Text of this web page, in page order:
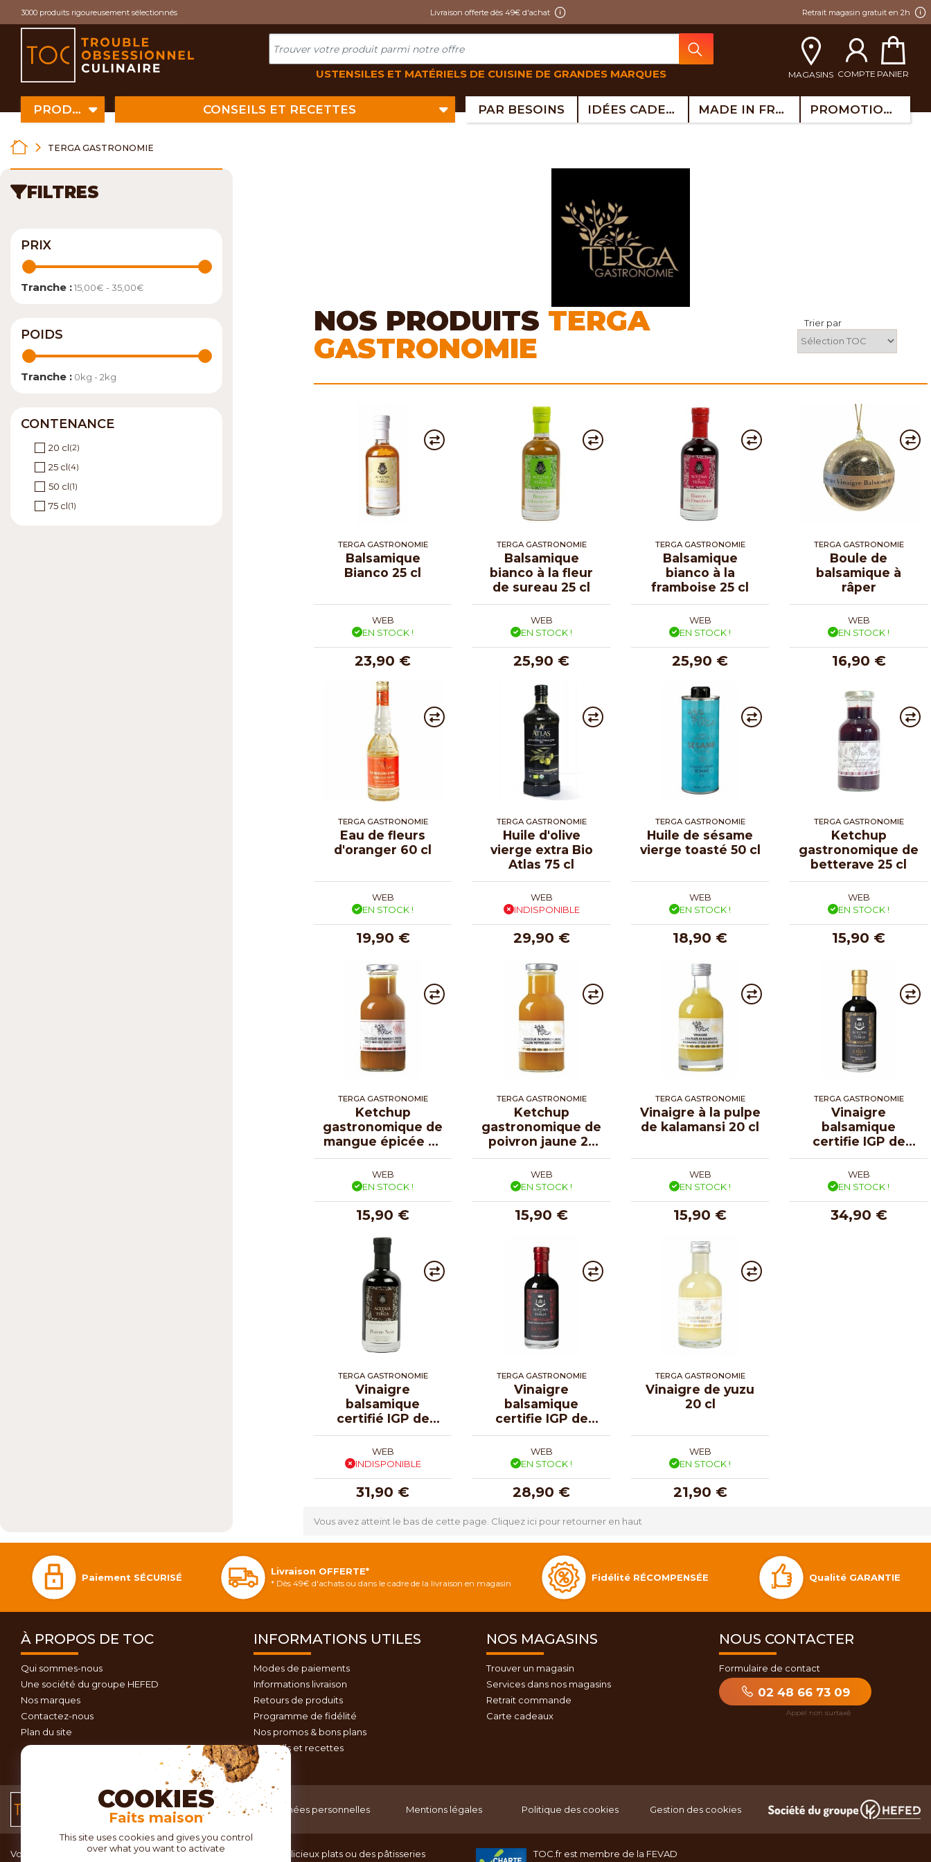
3000 produits rigoureusement sélectionnés Livraison offerte dès 49€ d'achat Retrait magasin gratuit en 2h
USTENSILES ET MATÉRIELS DE CUISINE DE GRANDES MARQUES MAGASINS COMPTE PANIER
PRODUITS CONSEILS ET RECETTES PAR BESOINS IDÉES CADEAUX MADE IN FRANCE PROMOTIONS
TERGA GASTRONOMIE
FILTRES
PRIX
Tranche :15,00€ - 35,00€
POIDS
Tranche : 0kg - 2kg
CONTENANCE
20 cl(2)
25 cl(4)
50 cl(1)
75 cl(1)
NOS PRODUITS TERGA
GASTRONOMIE
Trier par
TERGA GASTRONOMIE
Balsamique
Bianco 25 cl
WEB
EN STOCK !
23,90 €
TERGA GASTRONOMIE
Balsamique
bianco à la fleur
de sureau 25 cl
WEB
EN STOCK !
25,90 €
TERGA GASTRONOMIE
Balsamique
bianco à la
framboise 25 cl
WEB
EN STOCK !
25,90 €
TERGA GASTRONOMIE
Boule de
balsamique à
râper
WEB
EN STOCK !
16,90 €
TERGA GASTRONOMIE
Eau de fleurs
d'oranger 60 cl
WEB
EN STOCK !
19,90 €
TERGA GASTRONOMIE
Huile d'olive
vierge extra Bio
Atlas 75 cl
WEB
INDISPONIBLE
29,90 €
TERGA GASTRONOMIE
Huile de sésame
vierge toasté 50 cl
WEB
EN STOCK !
18,90 €
TERGA GASTRONOMIE
Ketchup
gastronomique de
betterave 25 cl
WEB
EN STOCK !
15,90 €
TERGA GASTRONOMIE
Ketchup
gastronomique de
mangue épicée 25
cl
WEB
EN STOCK !
15,90 €
TERGA GASTRONOMIE
Ketchup
gastronomique de
poivron jaune 25
cl
WEB
EN STOCK !
15,90 €
TERGA GASTRONOMIE
Vinaigre à la pulpe
de kalamansi 20 cl
WEB
EN STOCK !
15,90 €
TERGA GASTRONOMIE
Vinaigre
balsamique
certifie IGP de
Modène Oro 25 cl
WEB
EN STOCK !
34,90 €
TERGA GASTRONOMIE
Vinaigre
balsamique
certifié IGP de
Modène poivre
noir 25 cl
WEB
INDISPONIBLE
31,90 €
TERGA GASTRONOMIE
Vinaigre
balsamique
certifie IGP de
Modène Rosso 25
cl
WEB
EN STOCK !
28,90 €
TERGA GASTRONOMIE
Vinaigre de yuzu
20 cl
WEB
EN STOCK !
21,90 €
Vous avez atteint le bas de cette page. Cliquez ici pour retourner en haut
Paiement SÉCURISÉ
Livraison OFFERTE*
* Dès 49€ d'achats ou dans le cadre de la livraison en magasin
Fidélité RÉCOMPENSÉE Qualité GARANTIE
À PROPOS DE TOC
Qui sommes-nous
Une société du groupe HEFED
Nos marques
Contactez-nous
Plan du site
INFORMATIONS UTILES
Modes de paiements
Informations livraison
Retours de produits
Programme de fidélité
Nos promos & bons plans
Conseils et recettes
NOS MAGASINS
Trouver un magasin
Services dans nos magasins
Retrait commande
Carte cadeaux
NOUS CONTACTER
Formulaire de contact
02 48 66 73 09
Conditions générales
de vente
Données personnelles Mentions légales Politique des cookies Gestion des cookies
Vous recherchez du matériel de cuisine pour concocter de délicieux plats ou des pâtisseries
TOC.fr est membre de la FEVAD
COOKIES
Faits maison
This site uses cookies and gives you control
over what you want to activate